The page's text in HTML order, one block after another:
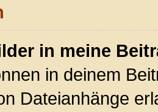
in meine
in deinem
Dateianhänge